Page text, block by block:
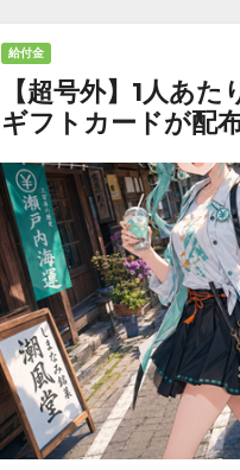
給付金
【超号外】1人あ
ギフトカードが配